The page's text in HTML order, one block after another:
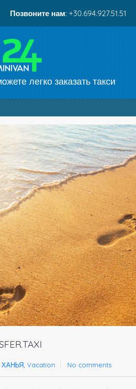
Позвоните нам: +30.694.927.51.51
легко заказать такси
ХАНЬЯ Vacation No comments